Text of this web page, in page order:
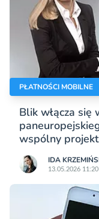
PŁATNOŚCI MOBILNE
Blik włącza się
wspólny
IDA
13.05.2026 11:20